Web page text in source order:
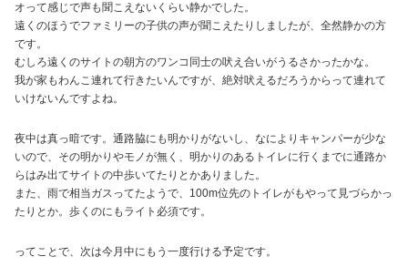
オって感じで声も聞こえないくらい静かでした。
遠くのほうでファミリーの子供の声が聞こえたりしましたが、全然静かの方
です。
むしろ遠くのサイトの朝方のワンコ同士の吠え合いがうるさかったかな。
我が家もわんこ連れて行きたいんですが、絶対吠えるだろうからって連れて
いけないんですよね。
夜中は真っ暗です。通路脇にも明かりがないし、なによりキャンパーが少な
いので、その明かりやモノが無く、明かりのあるトイレに行くまでに通路か
らはみ出てサイトの中歩いてたりとかありました。
また、雨で相当ガスってたようで、100m位先のトイレがもやって見づらかっ
たりとか。歩くのにもライト必須です。
ってことで、次は今月中にもう一度行ける予定です。